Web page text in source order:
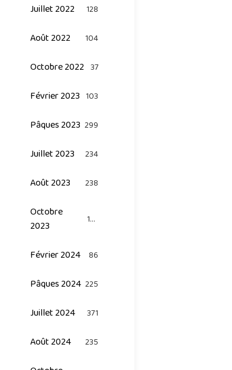
Juillet 2022 128
Août 2022 104
Octobre 2022 37
Février 2023 103
Pâques 2023 299
Juillet 2023 234
Août 2023 238
Octobre
2023
124
Février 2024 86
Pâques 2024 225
Juillet 2024 371
Août 2024 235